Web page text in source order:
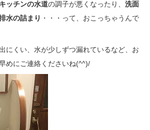
キッチンの水道の調子が悪くなったり、 洗面
水の詰まり ・・・って、おこっちゃうんで
にくい、水が少しずつ漏れているなど、お
めにご連絡くださいね(^^)/